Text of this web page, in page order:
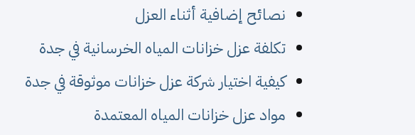
نصائح إضافية أثناء العزل
تكلفة عزل خزانات المياه الخرسانية في جدة
كيفية اختيار شركة عزل خزانات موثوقة في جدة
مواد عزل خزانات المياه المعتمدة